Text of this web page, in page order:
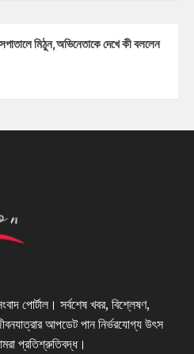
মিঠুন,অভিনেতাকে দেখে কী বললেন
পোর্টাল। সর্বশেষ খবর, বিশ্লেষণ,
আপডেট পান নির্ভরযোগ্য উৎস
প্রতিশ্রুতিবদ্ধ।